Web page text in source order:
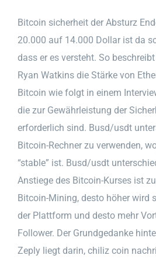
Bitcoin sicherheit der Absturz
20.000 auf 14.000 Dollar ist da
dass er es versteht. So
Ryan Watkins die Stärke von
Bitcoin wie folgt in einem
die zur Gewährleistung der
erforderlich sind. Busd/usdt
Bitcoin-Rechner zu verwenden,
“stable” ist. Busd/usdt
Anstiege des Bitcoin-Kurses ist
Bitcoin-Mining, desto höher wird
der Plattform und desto mehr
Follower. Der Grundgedanke
Zeply liegt darin, chiliz coin